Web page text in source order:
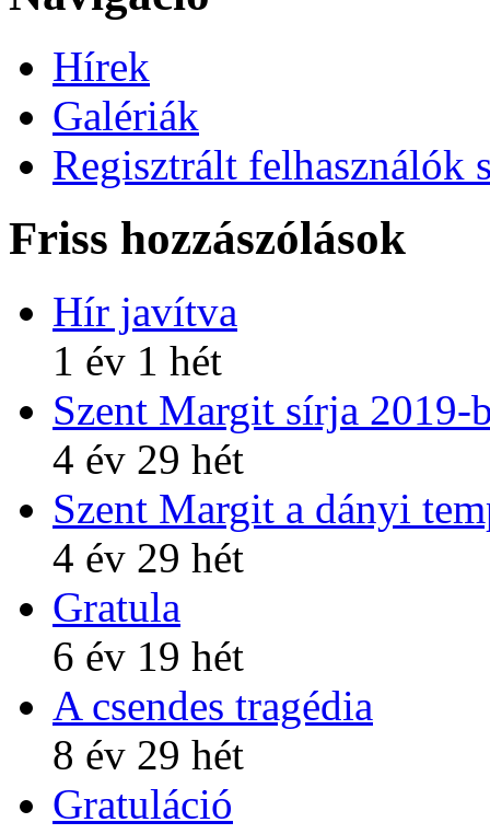
Hírek
Galériák
Regisztrált felhasználók
Friss hozzászólások
Hír javítva
1 év 1 hét
Szent Margit sírja 2019-
4 év 29 hét
Szent Margit a dányi
4 év 29 hét
Gratula
6 év 19 hét
A csendes tragédia
8 év 29 hét
Gratuláció